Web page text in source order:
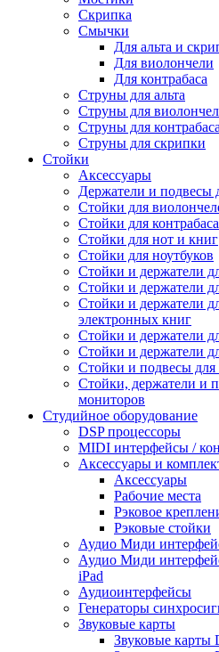
Скрипка
Смычки
Для альта и
Для виолончели
Для контрабаса
Струны для альта
Струны для
Струны для контрабаса
Струны для скрипки
Стойки
Аксессуары
Держатели и подвесы
Стойки для
Стойки для контрабаса
Стойки для нот и книг
Стойки для ноутбуков
Стойки и держатели
Стойки и держатели
Стойки и держатели
электронных книг
Стойки и держатели
Стойки и держатели
Стойки и подвесы для
Стойки, держатели и
мониторов
Студийное оборудование
DSP процессоры
MIDI интерфейсы /
Аксессуары и
Аксессуары
Рабочие места
Рэковое
Рэковые стойки
Аудио Миди
Аудио Миди
iPad
Аудиоинтерфейсы
Генераторы
Звуковые карты
Звуковые карты